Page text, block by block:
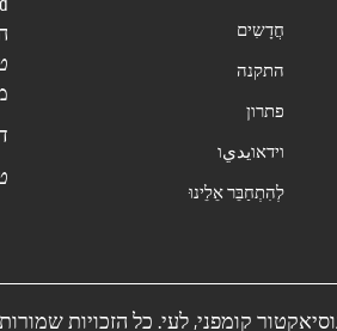
חֲדָשִים
התקנה
פתרון
וידאוيديו
לְהִתְחַבֵּר אֵלֵינוּ